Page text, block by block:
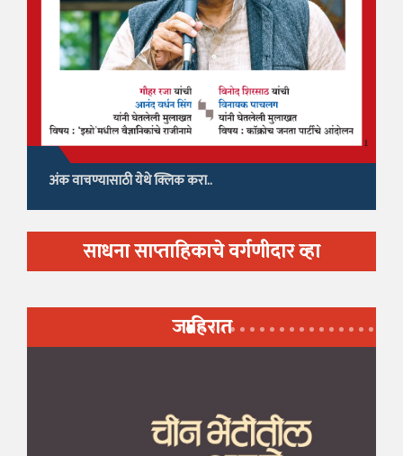
अंक वाचण्यासाठी येथे क्लिक करा..
साधना साप्ताहिकाचे वर्गणीदार व्हा
जाहिरात